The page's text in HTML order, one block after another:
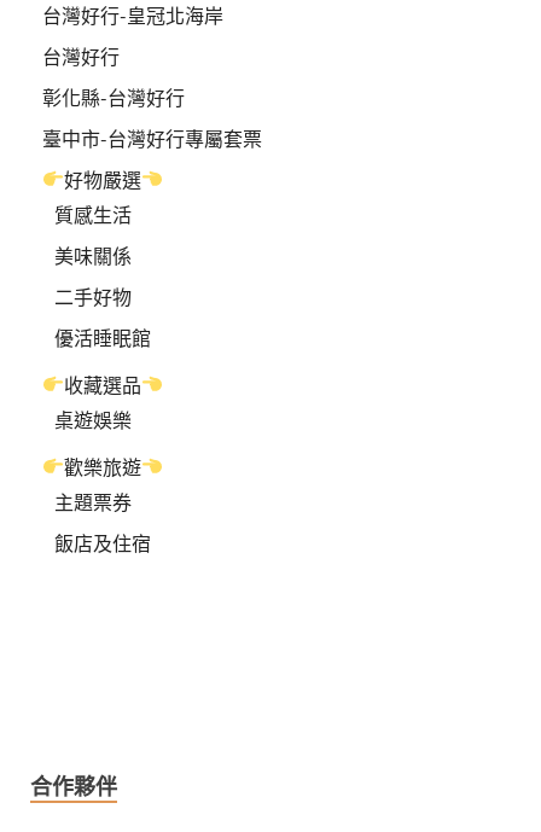
台灣好行-皇冠北海岸
台灣好行
彰化縣-台灣好行
臺中市-台灣好行專屬套票
好物嚴選
質感生活
美味關係
二手好物
優活睡眠館
收藏選品
桌遊娛樂
歡樂旅遊
主題票券
飯店及住宿
合作夥伴